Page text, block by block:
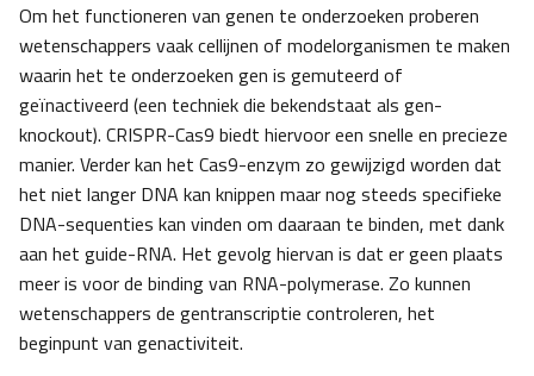
Om het functioneren van genen te onderzoeken proberen
wetenschappers vaak cellijnen of modelorganismen te maken
waarin het te onderzoeken gen is gemuteerd of
geïnactiveerd (een techniek die bekendstaat als gen-
knockout). CRISPR-Cas9 biedt hiervoor een snelle en precieze
manier. Verder kan het Cas9-enzym zo gewijzigd worden dat
het niet langer DNA kan knippen maar nog steeds specifieke
DNA-sequenties kan vinden om daaraan te binden, met dank
aan het guide-RNA. Het gevolg hiervan is dat er geen plaats
meer is voor de binding van RNA-polymerase. Zo kunnen
wetenschappers de gentranscriptie controleren, het
beginpunt van genactiviteit.